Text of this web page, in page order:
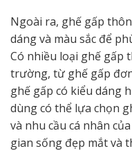
Ngoài ra, ghế gấp
dáng và màu sắc để
Có nhiều loại ghế gấp
trường, từ ghế gấp
ghế gấp có kiểu dáng
dùng có thể lựa chọn
và nhu cầu cá nhân
gian sống đẹp mắt và